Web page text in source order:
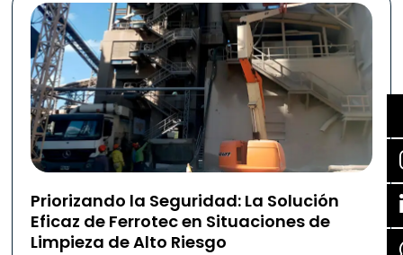
Priorizando la Seguridad: La Solución
Eficaz de Ferrotec en Situaciones de
Limpieza de Alto Riesgo